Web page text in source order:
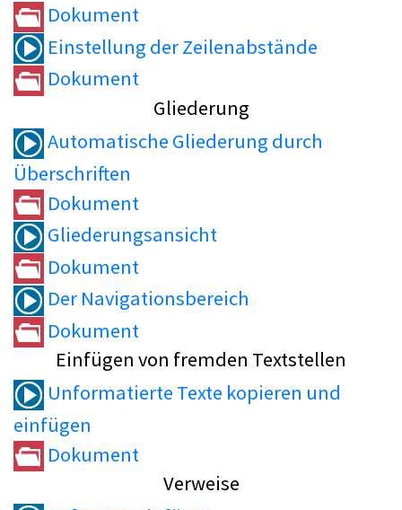
Dokument
Einstellung der Zeilenabstände
Dokument
Gliederung
Automatische Gliederung durch
Überschriften
Dokument
Gliederungsansicht
Dokument
Der Navigationsbereich
Dokument
Einfügen von fremden Textstellen
Unformatierte Texte kopieren und
einfügen
Dokument
Verweise